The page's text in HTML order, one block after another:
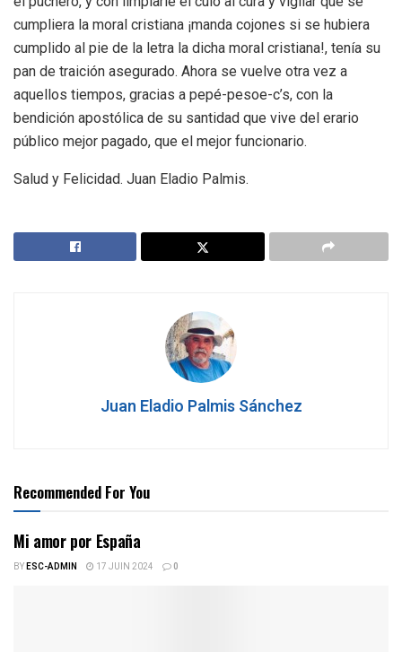
cumpliera la moral cristiana ¡manda cojones si se hubiera
cumplido al pie de la letra la dicha moral cristiana!, tenía su
pan de traición asegurado. Ahora se vuelve otra vez a
aquellos tiempos, gracias a pepé-pesoe-c’s, con la
bendición apostólica de su santidad que vive del erario
público mejor pagado, que el mejor funcionario.
Salud y Felicidad. Juan Eladio Palmis.
Juan Eladio Palmis Sánchez
Recommended For You
Mi amor por España
BYESC-ADMIN 17 JUIN 2024 0